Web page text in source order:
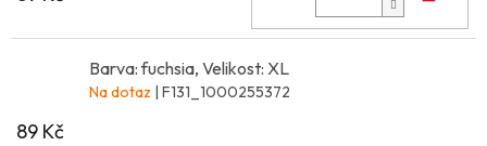
Barva: fuchsia, Velikost: XL
Na dotaz | F131_1000255372
89 Kč